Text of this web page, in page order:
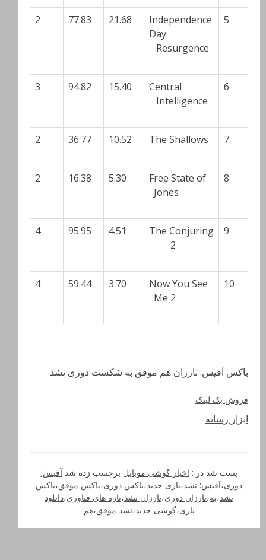
5
Independence
Day:
Resurgence
21.68
77.83
2
6
Central
Intelligence
15.40
94.82
3
7
The Shallows
10.52
36.77
2
8
Free State of
Jones
5.30
16.38
2
9
The Conjuring
2
4.51
95.95
4
10
Now You See
Me 2
3.70
59.44
4
باکس آفیس: تارزان هم موفق به شکست دوری نشد
فروش بک لینک
ابزار رسانه
پست شد در : اخبار گوشی موبایل برچسب زده شدآفیس:
دوری،آفیس: نشد،بازی جدید،باکس دوری،باکس موفق،باکس
نشد،به،تارزان دوری،تارزان نشد،تازه های فناوری،دانلود
بازی،گوشی جدید،نشد موفق،هم